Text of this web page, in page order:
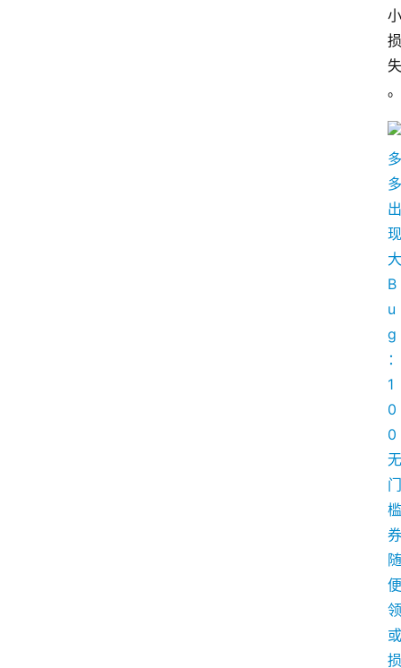
小
损
失
。